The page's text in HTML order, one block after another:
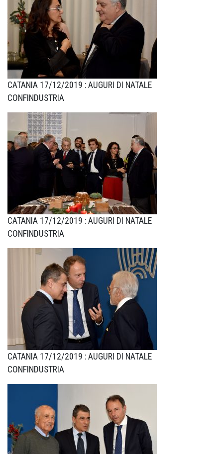
CATANIA 17/12/2019 : AUGURI DI NATALE
CONFINDUSTRIA
CATANIA 17/12/2019 : AUGURI DI NATALE
CONFINDUSTRIA
CATANIA 17/12/2019 : AUGURI DI NATALE
CONFINDUSTRIA